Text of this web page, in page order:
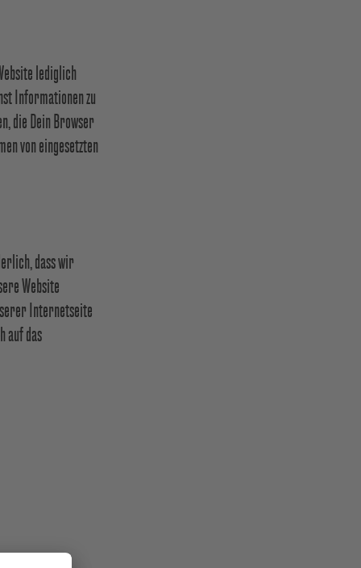
lediglich
Informationen zu
die Dein Browser
von eingesetzten
dass wir
Website
Internetseite
auf das